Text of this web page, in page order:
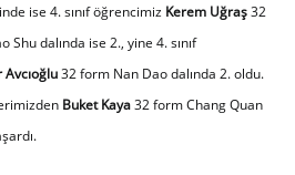
ise 4. sınıf öğrencimiz Kerem Uğraş32
dalında ise 2., yine 4. sınıf
32 form Nan Dao dalında 2. oldu.
Buket Kaya32 form Chang Quan